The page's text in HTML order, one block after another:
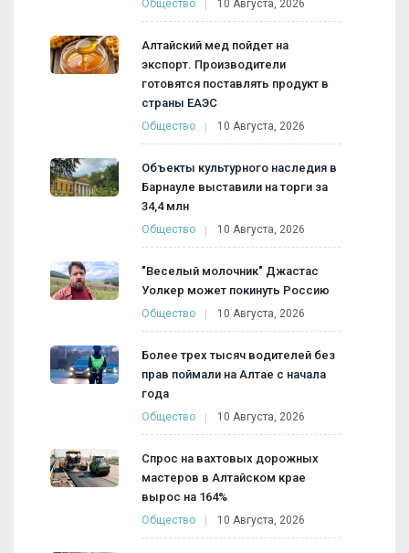
Общество 10 Августа, 2026
Алтайский мед пойдет на
экспорт. Производители
готовятся поставлять продукт в
страны ЕАЭС
Общество 10 Августа, 2026
Объекты культурного наследия в
Барнауле выставили на торги за
34,4 млн
Общество 10 Августа, 2026
"Веселый молочник" Джастас
Уолкер может покинуть Россию
Общество 10 Августа, 2026
Более трех тысяч водителей без
прав поймали на Алтае с начала
года
Общество 10 Августа, 2026
Спрос на вахтовых дорожных
мастеров в Алтайском крае
вырос на 164%
Общество 10 Августа, 2026